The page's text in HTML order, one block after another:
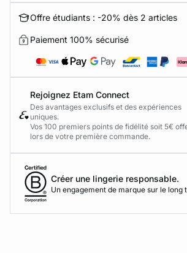
Offre étudiants : -20% dès 2 articles
Paiement 100% sécurisé
Rejoignez Etam Connect
Des avantages exclusifs et des expériences
uniques.
Vos 100 premiers points de fidélité soit 5€
lors de votre première commande.​
Créer une lingerie responsable.
Un engagement de marque sur le long